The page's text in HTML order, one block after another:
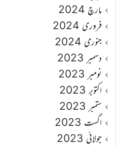
مارچ 2024
فروری 2024
جنوری 2024
دسمبر 2023
نومبر 2023
اکتوبر 2023
ستمبر 2023
اگست 2023
جولائی 2023